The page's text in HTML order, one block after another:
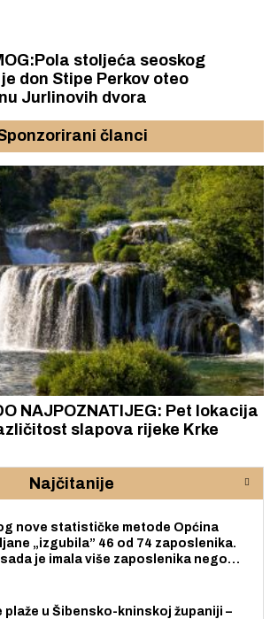
stoljeća seoskog
Jurlinovih dvora
članci
NAJPOZNATIJEG: Pet lokacija
slapova rijeke Krke
Najčitanije
nove statističke metode Općina
„izgubila” 46 od 74 zaposlenika.
je imala više zaposlenika nego
plaže u Šibensko-kninskoj županiji –